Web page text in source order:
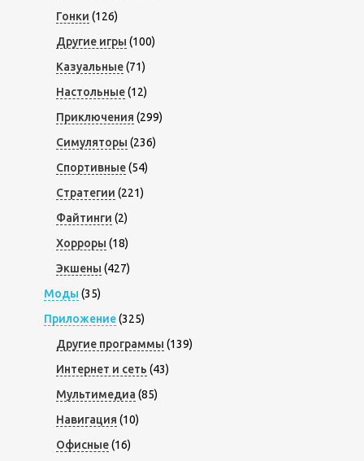
Гонки (126)
Другие игры (100)
Казуальные(71)
Настольные(12)
Приключения (299)
Симуляторы (236)
Спортивные(54)
Стратегии (221)
Файтинги (2)
Хорроры (18)
Экшены (427)
Моды (35)
Приложение(325)
Другие программы (139)
Интернет и сеть (43)
Мультимедиа (85)
Навигация (10)
Офисные(16)